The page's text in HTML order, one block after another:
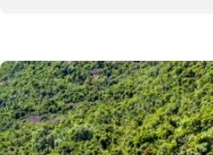
Chùa Cầu
Biển An Bàng
Thánh địa Mỹ Sơn
Phố cổ Hội An